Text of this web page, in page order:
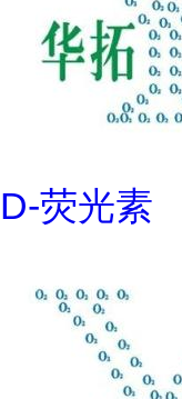
D-荧光素